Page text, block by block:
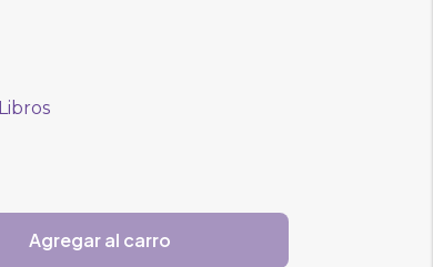
Libros
Agregar al carro